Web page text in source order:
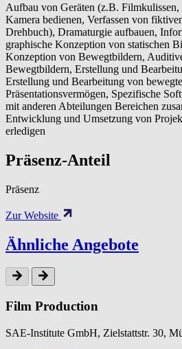
Aufbau von Geräten (z.B.
Kamera bedienen, Verfassen von
Drehbuch), Dramaturgie aufbauen,
graphische Konzeption von statischen
Konzeption von Bewegtbildern,
Bewegtbildern, Erstellung und
Erstellung und Bearbeitung von
Präsentationsvermögen, Spezifische
mit anderen Abteilungen Bereichen
Entwicklung und Umsetzung von
erledigen
Präsenz-Anteil
Präsenz
Zur Website
Ähnliche Angebote
Film Production
SAE-Institute GmbH, Zielstattstr. 30,